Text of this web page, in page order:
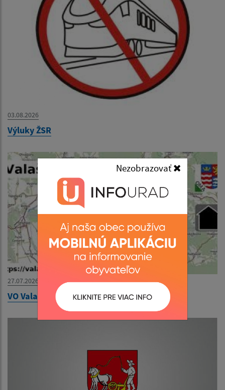
Nezobrazovať
03.08.2026
Výluky ŽSR
27.07.2026
VO Valaškovce - zmena II.